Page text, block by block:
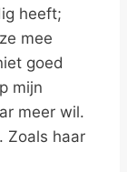
heeft;
mee
goed
mijn
meer wil.
Zoals haar